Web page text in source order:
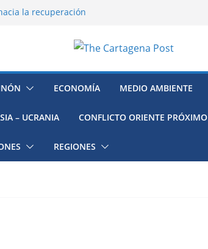
la recuperación
y su región finalmente
ECONOMÍA MEDIO AMBIENTE
– UCRANIA CONFLICTO ORIENTE PRÓXIMO
REGIONES